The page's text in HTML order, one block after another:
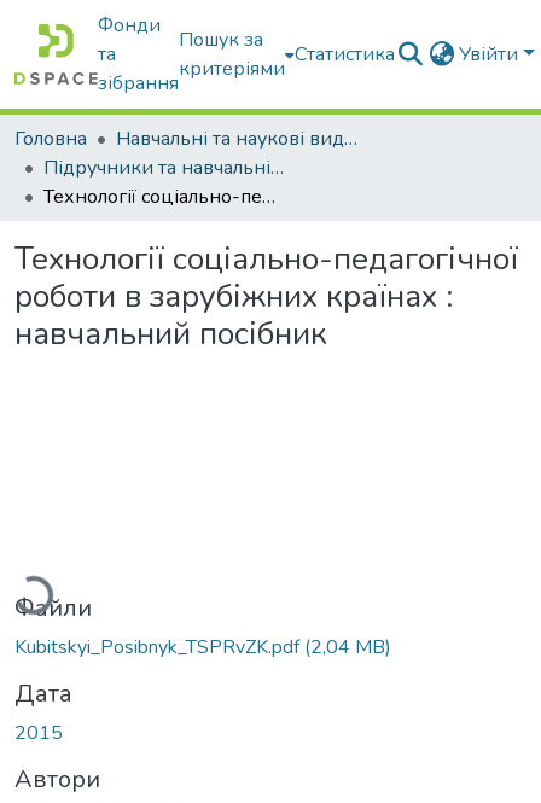
Фонди
та
зібрання
Пошук за
критеріями
Статистика Увійти
Головна
Навчальні та наукові видання
Підручники та навчальні посібники
Технології соціально-педагогічної роботи в зарубіжних країнах : навчальний посібник
Технології соціально-педагогічної
роботи в зарубіжних країнах :
навчальний посібник
Файли
Kubitskyi_Posibnyk_TSPRvZK.pdf(2,04 MB)
Дата
2015
Автори